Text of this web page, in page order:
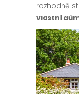
rozhodně
vlastní